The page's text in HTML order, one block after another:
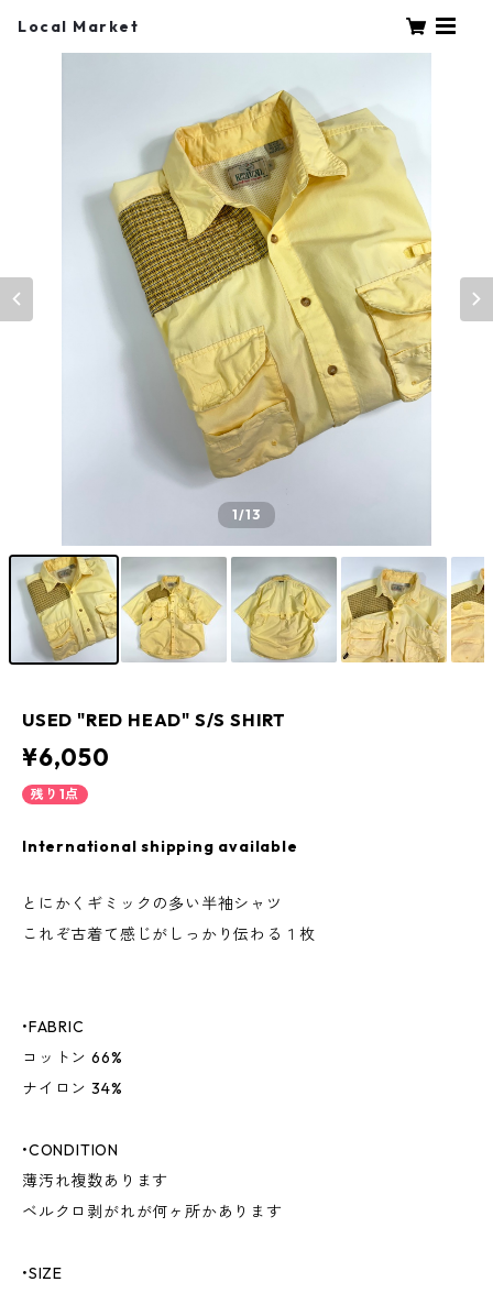
Local Market
1/13
USED "RED HEAD" S/S SHIRT
¥6,050
残り1点
International shipping available
とにかくギミックの多い半袖シャツ
これぞ古着て感じがしっかり伝わる１枚
•FABRIC
コットン 66%
ナイロン 34%
•CONDITION
薄汚れ複数あります
ベルクロ剥がれが何ヶ所かあります
•SIZE